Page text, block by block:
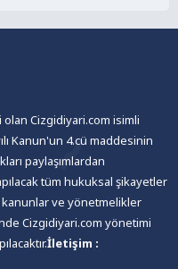
olan Cizgidiyari.com isimli
Kanun'un 4.cü maddesinin
paylaşımlardan
tüm hukuksal şikayetler
ve yönetmelikler
Cizgidiyari.com yönetimi
İletişim :